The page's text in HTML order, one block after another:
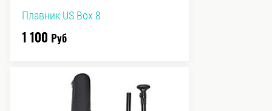
Плавник US Box 8
1 100 Руб